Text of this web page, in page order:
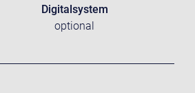
Digitalsystem
optional